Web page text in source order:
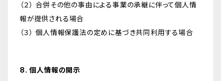
（２） 合併その他の事由による事業の承継に伴って個人情
報が提供される場合
（３） 個人情報保護法の定めに基づき共同利用する場合
8. 個人情報の開示